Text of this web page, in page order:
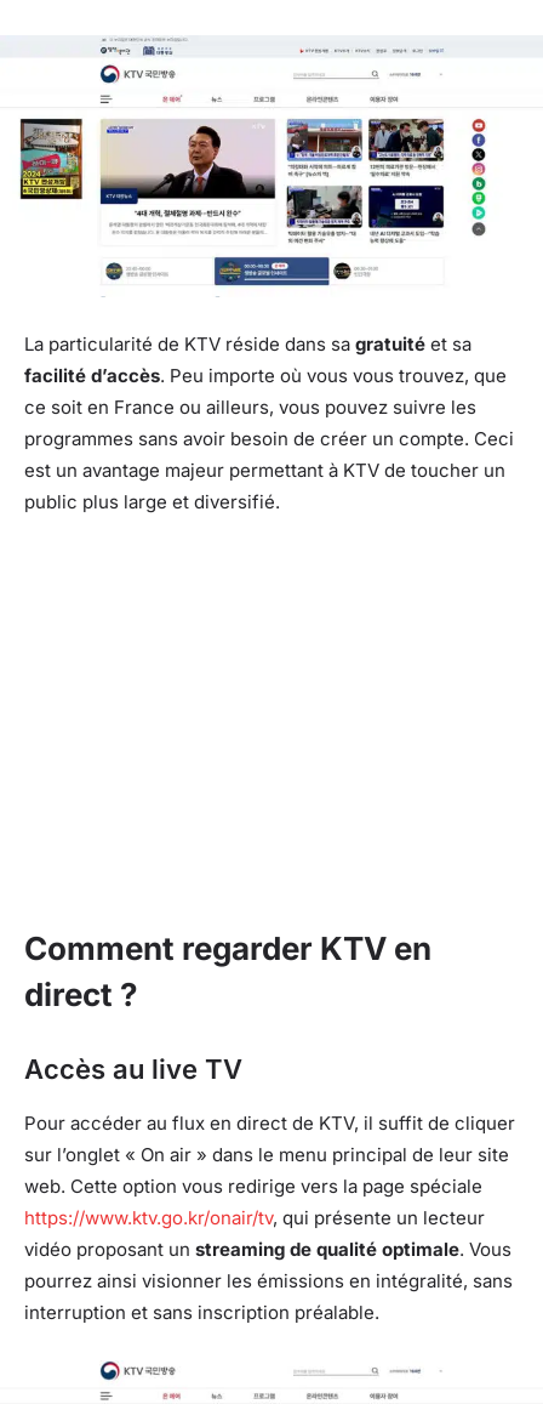
La particularité de KTV réside dans sa gratuité et sa
facilité d’accès. Peu importe où vous vous trouvez, que
ce soit en France ou ailleurs, vous pouvez suivre les
programmes sans avoir besoin de créer un compte. Ceci
est un avantage majeur permettant à KTV de toucher un
public plus large et diversifié.
Comment regarder KTV en
direct ?
Accès au live TV
Pour accéder au flux en direct de KTV, il suffit de cliquer
sur l’onglet « On air » dans le menu principal de leur site
web. Cette option vous redirige vers la page spéciale
https://www.ktv.go.kr/onair/tv, qui présente un lecteur
vidéo proposant un streaming de qualité optimale. Vous
pourrez ainsi visionner les émissions en intégralité, sans
interruption et sans inscription préalable.